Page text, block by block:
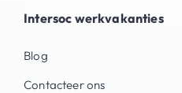
Intersoc werkvakanties
Blog
Contacteer ons